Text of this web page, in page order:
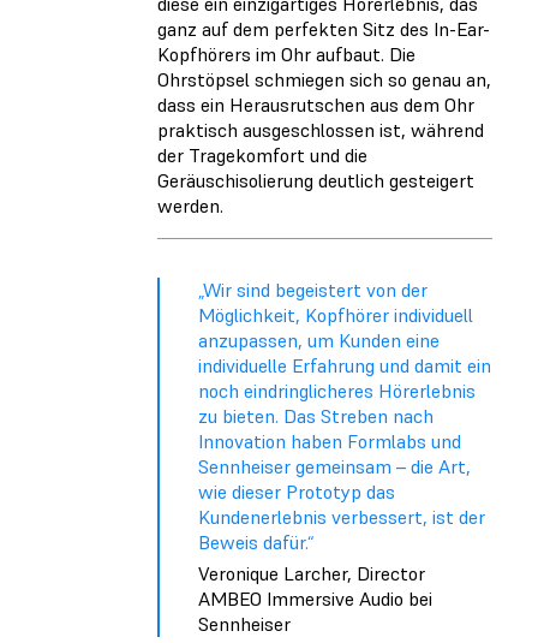
ganz auf dem perfekten Sitz des In-Ear-
Kopfhörers im Ohr aufbaut. Die
Ohrstöpsel schmiegen sich so genau an,
dass ein Herausrutschen aus dem Ohr
praktisch ausgeschlossen ist, während
der Tragekomfort und die
Geräuschisolierung deutlich gesteigert
werden.
„Wir sind begeistert von der
Möglichkeit, Kopfhörer individuell
anzupassen, um Kunden eine
individuelle Erfahrung und damit ein
noch eindringlicheres Hörerlebnis
zu bieten. Das Streben nach
Innovation haben Formlabs und
Sennheiser gemeinsam – die Art,
wie dieser Prototyp das
Kundenerlebnis verbessert, ist der
Beweis dafür.“
Veronique Larcher, Director
AMBEO Immersive Audio bei
Sennheiser